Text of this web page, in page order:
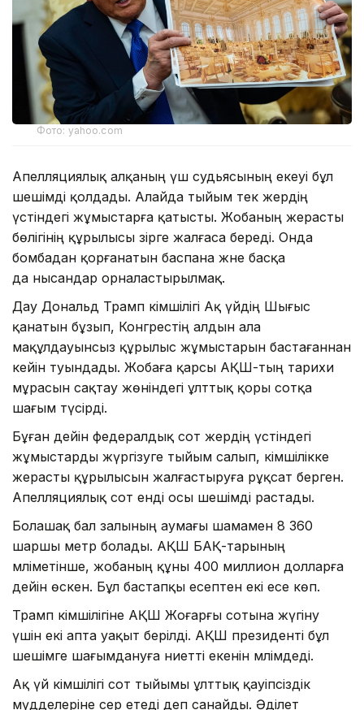
Фото: yahoo.com
Апелляциялық алқаның үш судьясының екеуі бұл
шешімді қолдады. Алайда тыйым тек жердің
үстіндегі жұмыстарға қатысты. Жобаның жерасты
бөлігінің құрылысы әзірге жалғаса береді. Онда
бомбадан қорғанатын баспана және басқа
да нысандар орналастырылмақ.
Дау Дональд Трамп әкімшілігі Ақ үйдің Шығыс
қанатын бұзып, Конгрестің алдын ала
мақұлдауынсыз құрылыс жұмыстарын бастағаннан
кейін туындады. Жобаға қарсы АҚШ-тың тарихи
мұрасын сақтау жөніндегі ұлттық қоры сотқа
шағым түсірді.
Бұған дейін федералдық сот жердің үстіндегі
жұмыстарды жүргізуге тыйым салып, әкімшілікке
жерасты құрылысын жалғастыруға рұқсат берген.
Апелляциялық сот енді осы шешімді растады.
Болашақ бал залының аумағы шамамен 8 360
шаршы метр болады. АҚШ БАҚ-тарының
мәліметінше, жобаның құны 400 миллион долларға
дейін өскен. Бұл бастапқы есептен екі есе көп.
Трамп әкімшілігіне АҚШ Жоғарғы сотына жүгіну
үшін екі апта уақыт берілді. АҚШ президенті бұл
шешімге шағымдануға ниетті екенін мәлімдеді.
Ақ үй әкімшілігі сот тыйымы ұлттық қауіпсіздік
мүдделеріне әсер етеді деп санайды. Әділет